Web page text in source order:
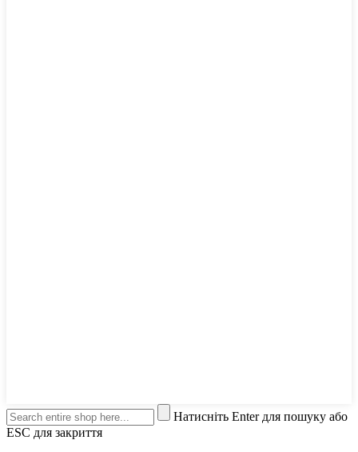
Натисніть Enter для пошуку або
ESC для закриття